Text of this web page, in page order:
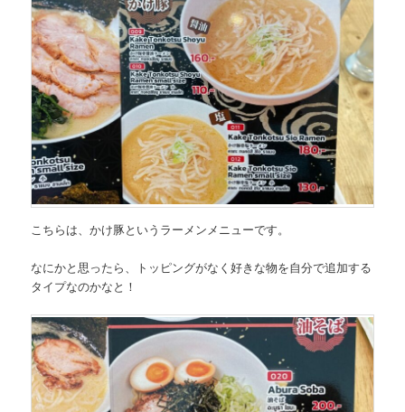
こちらは、かけ豚というラーメンメニューです。
なにかと思ったら、トッピングがなく好きな物を自分で追加する
タイプなのかなと！